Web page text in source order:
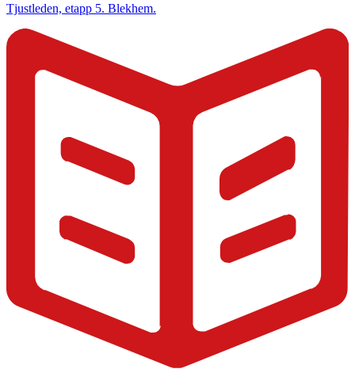
Tjustleden, etapp 5. Blekhem.